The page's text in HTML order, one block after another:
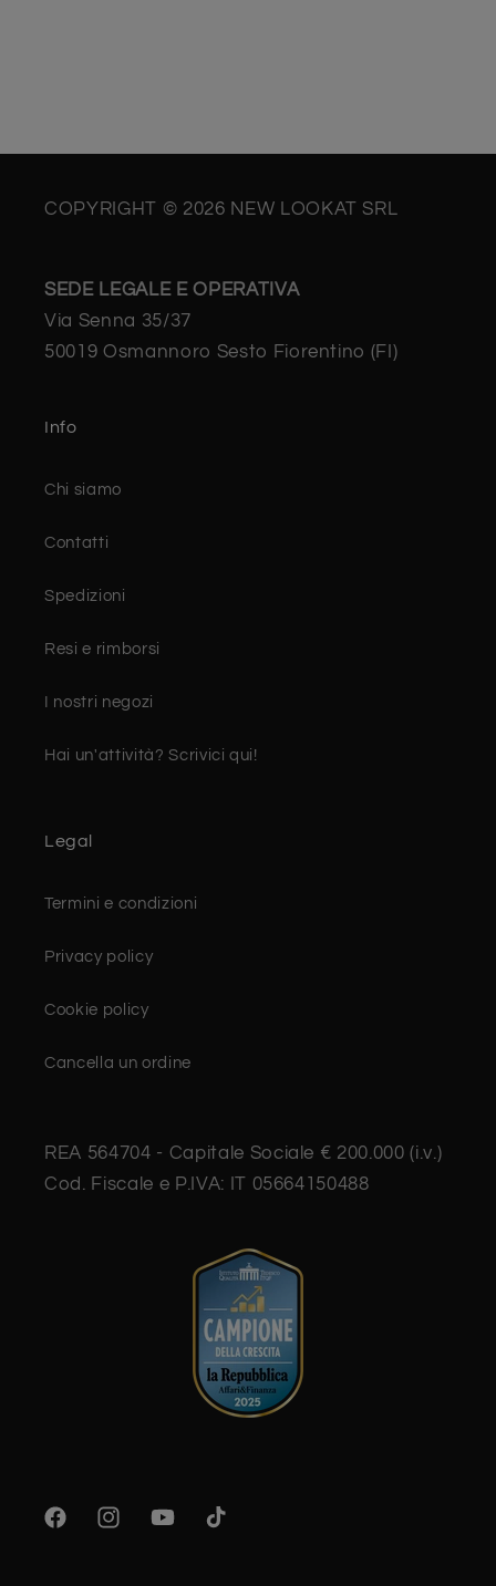
COPYRIGHT © 2026 NEW LOOKAT SRL
SEDE LEGALE E OPERATIVA
Via Senna 35/37
50019 Osmannoro Sesto Fiorentino (FI)
Info
Chi siamo
Contatti
Spedizioni
Resi e rimborsi
I nostri negozi
Hai un'attività? Scrivici qui!
Legal
Termini e condizioni
Privacy policy
Cookie policy
Cancella un ordine
REA 564704 - Capitale Sociale € 200.000 (i.v.)
Cod. Fiscale e P.IVA: IT 05664150488
FacebookInstagramYouTubeTikTok